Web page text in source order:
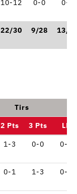
10-12 0-0 0-1
22/30 9/28 13/
Tirs
2 Pts 3 Pts LF
1-3 0-0 0-0
0-1 1-3 0-0